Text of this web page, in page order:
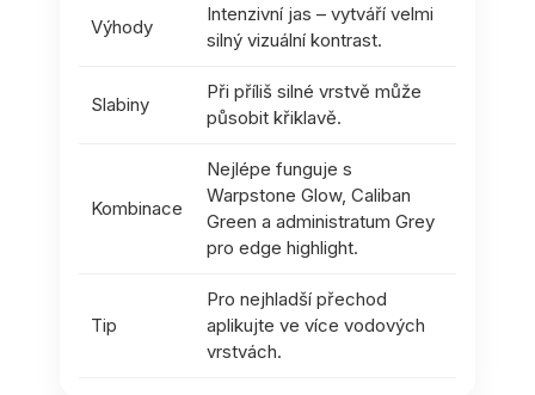
Výhody
Intenzivní jas – vytváří velmi
silný vizuální kontrast.
Slabiny
Při příliš silné vrstvě může
působit křiklavě.
Kombinace
Nejlépe funguje s
Warpstone Glow, Caliban
Green a administratum Grey
pro edge highlight.
Tip
Pro nejhladší přechod
aplikujte ve více vodových
vrstvách.